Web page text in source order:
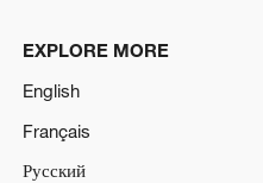
EXPLORE MORE
English
Français
Русский